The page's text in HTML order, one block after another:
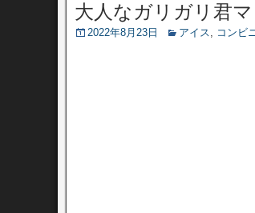
大人なガリガリ君マ
2022年8月23日 アイス, コンビ